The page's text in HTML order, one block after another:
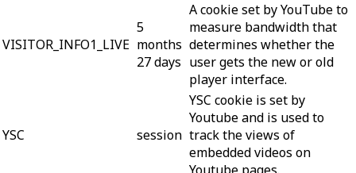
VISITOR_INFO1_LIVE
5
months
27 days
A cookie set by YouTube to
measure bandwidth that
determines whether the
user gets the new or old
player interface.
YSC session
YSC cookie is set by
Youtube and is used to
track the views of
embedded videos on